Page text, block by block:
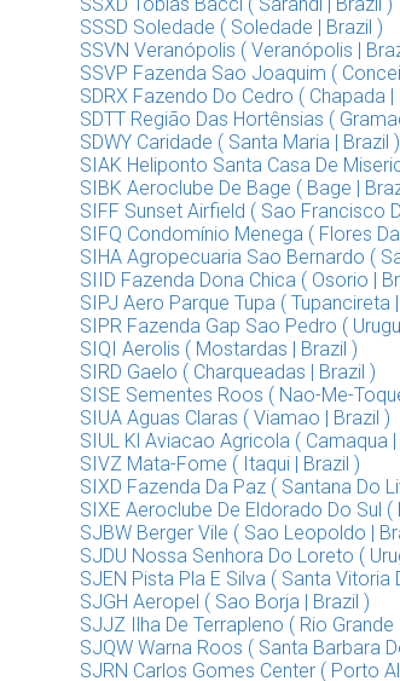
SSSD Soledade ( Soledade | Brazil )
SSVN Veranópolis ( Veranópolis |
SSVP Fazenda Sao Joaquim (
SDRX Fazendo Do Cedro ( Chapada |
SDTT Região Das Hortênsias (
SDWY Caridade ( Santa Maria | Brazil )
SIAK Heliponto Santa Casa De
SIBK Aeroclube De Bage ( Bage |
SIFF Sunset Airfield ( Sao Francisco
SIFQ Condomínio Menega ( Flores
SIHA Agropecuaria Sao Bernardo (
SIID Fazenda Dona Chica ( Osorio |
SIPJ Aero Parque Tupa ( Tupancireta
SIPR Fazenda Gap Sao Pedro (
SIQI Aerolis ( Mostardas | Brazil )
SIRD Gaelo ( Charqueadas | Brazil )
SISE Sementes Roos ( Nao-Me-
SIUA Aguas Claras ( Viamao | Brazil )
SIUL Kl Aviacao Agricola ( Camaqua |
SIVZ Mata-Fome ( Itaqui | Brazil )
SIXD Fazenda Da Paz ( Santana Do
SIXE Aeroclube De Eldorado Do Sul (
SJBW Berger Vile ( Sao Leopoldo |
SJDU Nossa Senhora Do Loreto (
SJEN Pista Pla E Silva ( Santa Vitoria
SJGH Aeropel ( Sao Borja | Brazil )
SJJZ Ilha De Terrapleno ( Rio Grande
SJQW Warna Roos ( Santa Barbara
SJRN Carlos Gomes Center ( Porto